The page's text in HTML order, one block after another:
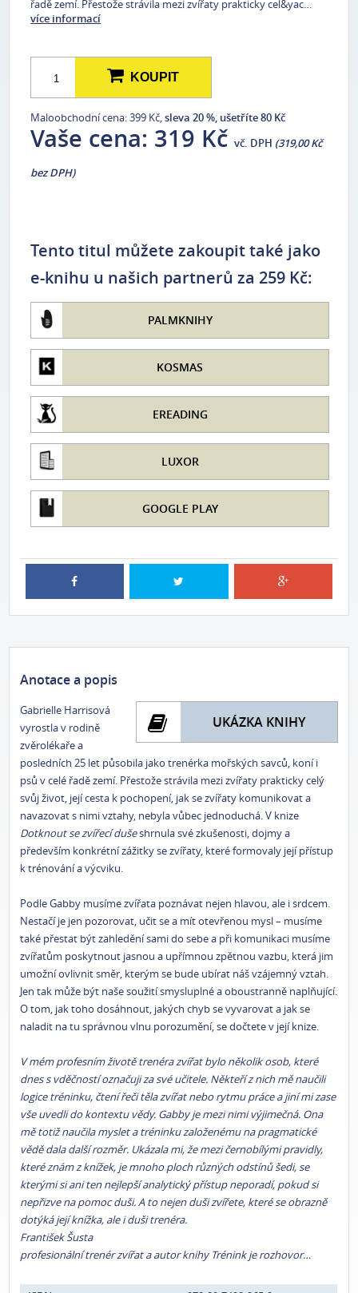
řadě zemí. Přestože strávila mezi zvířaty prakticky cel&yac…
více informací
KOUPIT
Maloobchodní cena: 399 Kč,sleva 20 %, ušetříte 80 Kč
Vaše cena: 319 Kč vč. DPH (319,00 Kč
bez DPH)
Tento titul můžete zakoupit také jako
e-knihu u našich partnerů za 259 Kč:
PALMKNIHY
KOSMAS
EREADING
LUXOR
GOOGLE PLAY
Anotace a popis
UKÁZKA KNIHY
Gabrielle Harrisová
vyrostla v rodině
zvěrolékaře a
posledních 25 let působila jako trenérka mořských savců, koní i
psů v celé řadě zemí. Přestože strávila mezi zvířaty prakticky celý
svůj život, její cesta k pochopení, jak se zvířaty komunikovat a
navazovat s nimi vztahy, nebyla vůbec jednoduchá. V knize
Dotknout se zvířecí dušeshrnula své zkušenosti, dojmy a
především konkrétní zážitky se zvířaty, které formovaly její přístup
k trénování a výcviku.
Podle Gabby musíme zvířata poznávat nejen hlavou, ale i srdcem.
Nestačí je jen pozorovat, učit se a mít otevřenou mysl – musíme
také přestat být zahledění sami do sebe a při komunikaci musíme
zvířatům poskytnout jasnou a upřímnou zpětnou vazbu, která jim
umožní ovlivnit směr, kterým se bude ubírat náš vzájemný vztah.
Jen tak může být naše soužití smysluplné a oboustranně naplňující.
O tom, jak toho dosáhnout, jakých chyb se vyvarovat a jak se
naladit na tu správnou vlnu porozumění, se dočtete v její knize.
V mém profesním životě trenéra zvířat bylo několik osob, které
dnes s vděčností označuji za své učitele. Někteří z nich mě naučili
logice tréninku, čtení řeči těla zvířat nebo rytmu práce a jiní mi zase
vše uvedli do kontextu vědy. Gabby je mezi nimi výjimečná. Ona
mě totiž naučila myslet a tréninku založenému na pragmatické
vědě dala další rozměr. Ukázala mi, že mezi černobílými pravidly,
které znám z knížek, je mnoho ploch různých odstínů šedi, se
kterými si ani ten nejlepší analytický přístup neporadí, pokud si
nepřizve na pomoc duši. A to nejen duši zvířete, které se obrazně
dotýká její knížka, ale i duši trenéra.
František Šusta
profesionální trenér zvířat a autor knihy Trénink je rozhovor…